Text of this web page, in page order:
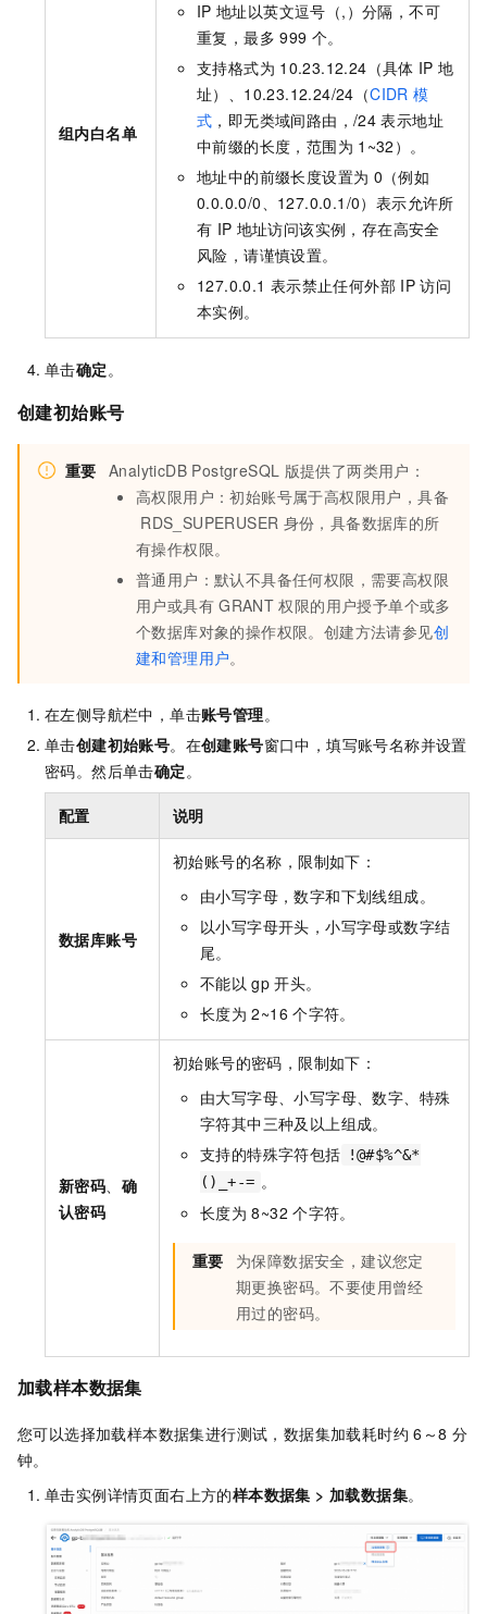
组内白名单
IP 地址以英文逗号（,）分隔，不可
重复，最多 999 个。
支持格式为 10.23.12.24（具体 IP 地
址）、10.23.12.24/24（CIDR 模
式 ，即无类域间路由，/24 表示地址
中前缀的长度，范围为 1~32）。
地址中的前缀长度设置为 0（例如
0.0.0.0/0、127.0.0.1/0）表示允许所
有 IP 地址访问该实例，存在高安全
风险，请谨慎设置。
127.0.0.1 表示禁止任何外部 IP 访问
本实例。
单击确定 。
创建初始账号
重要 AnalyticDB PostgreSQL 版提供了两类用户：
高权限用户：初始账号属于高权限用户，具备
RDS_SUPERUSER 身份，具备数据库的所
有操作权限。
普通用户：默认不具备任何权限，需要高权限
用户或具有 GRANT 权限的用户授予单个或多
个数据库对象的操作权限。创建方法请参见创
建和管理用户。
在左侧导航栏中，单击账号管理。
单击创建初始账号。在创建账号窗口中，填写账号名称并设置
密码。然后单击确定。
配置 说明
数据库账号
初始账号的名称，限制如下：
由小写字母，数字和下划线组成。
以小写字母开头，小写字母或数字结
尾。
不能以 gp 开头。
长度为 2~16 个字符。
新密码、 确
认密码
初始账号的密码，限制如下：
由大写字母、小写字母、数字、特殊
字符其中三种及以上组成。
支持的特殊字符包括
!@#$%^&*
()_+-= 。
长度为 8~32 个字符。
重要
为保障数据安全，建议您定
期更换密码。不要使用曾经
用过的密码。
加载样本数据集
您可以选择加载样本数据集进行测试，数据集加载耗时约 6～8 分
钟。
单击实例详情页面右上方的样本数据集 > 加载数据集。